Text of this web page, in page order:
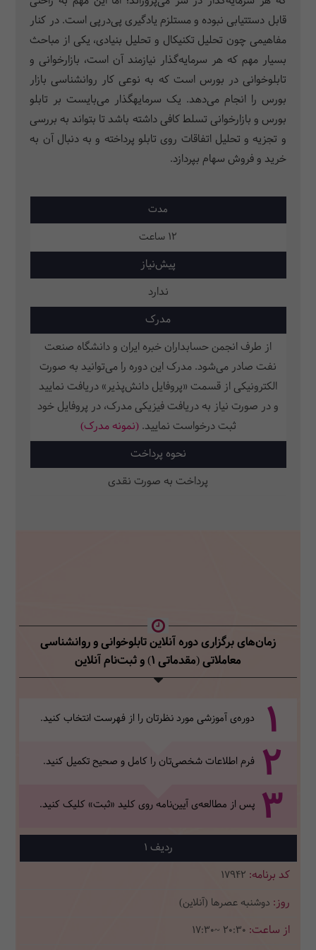
قابل دستتیابی نبوده و مستلزم یادگیری پی‌درپی است. در کنار
مفاهیمی چون تحلیل تکنیکال و تحلیل بنیادی، یکی از مباحث
بسیار مهم که هر سرمایه‌گذار نیازمند آن است، بازارخوانی و
تابلوخوانی در بورس است که به نوعی کار روانشناسی بازار
بورس را انجام می‌دهد. یک سرمایهگذار می‌بایست بر تابلو
بورس و بازارخوانی تسلط کافی داشته باشد تا بتواند به بررسی
و تجزیه و تحلیل اتفاقات روی تابلو پرداخته و به دنبال آن به
خرید و فروش سهام بپردازد.
مدت
12 ساعت
پیش‌نیاز
ندارد
مدرک
از طرف انجمن حسابداران خبره ایران و دانشگاه صنعت
نفت صادر می‌شود. مدرک این دوره را می‌توانید به صورت
الکترونیکی از قسمت «پروفایل دانش‌پذیر» دریافت نمایید
و در صورت نیاز به دریافت فیزیکی مدرک، در پروفایل خود
ثبت‌ درخواست نمایید.(نمونه مدرک)
نحوه پرداخت
پرداخت به صورت نقدی
زمان‌های برگزاری دوره آنلاین تابلوخوانی و روانشناسی
معاملاتی (مقدماتی 1)
و ثبت‌نام آنلاین
1 دوره‌ی آموزشی مورد نظرتان را از فهرست انتخاب کنید.
2 فرم اطلاعات شخصی‌تان‌ را کامل و صحیح تکمیل کنید.
3 پس از مطالعه‌ی آیین‌نامه روی کلید «ثبت» کلیک کنید.
1
17942
دوشنبه عصرها (آنلاین)
17:30~ 20:30